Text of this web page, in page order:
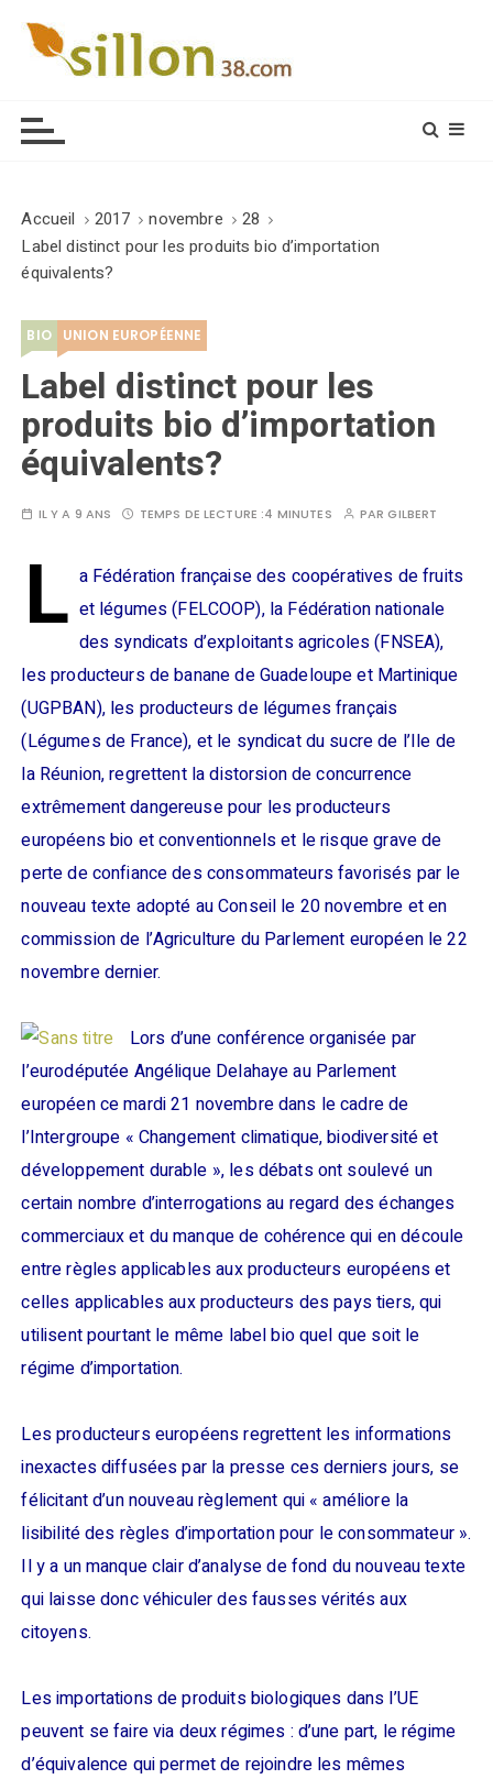
Accueil 2017 novembre
28
Label distinct pour les produits bio d’importation
équivalents?
BIO UNION EUROPÉENNE
Label distinct pour les
produits bio d’importation
équivalents?
IL Y A 9 ANS TEMPS DE LECTURE :4 MINUTES PARGILBERT
L a Fédération française des coopératives de fruits
et légumes (FELCOOP), la Fédération nationale
des syndicats d’exploitants agricoles (FNSEA),
les producteurs de banane de Guadeloupe et Martinique
(UGPBAN), les producteurs de légumes français
(Légumes de France), et le syndicat du sucre de l’Ile de
la Réunion, regrettent la distorsion de concurrence
extrêmement dangereuse pour les producteurs
européens bio et conventionnels et le risque grave de
perte de confiance des consommateurs favorisés par le
nouveau texte adopté au Conseil le 20 novembre et en
commission de l’Agriculture du Parlement européen le 22
novembre dernier.
Lors d’une conférence organisée par
l’eurodéputée Angélique Delahaye au Parlement
européen ce mardi 21 novembre dans le cadre de
l’Intergroupe « Changement climatique, biodiversité et
développement durable », les débats ont soulevé un
certain nombre d’interrogations au regard des échanges
commerciaux et du manque de cohérence qui en découle
entre règles applicables aux producteurs européens et
celles applicables aux producteurs des pays tiers, qui
utilisent pourtant le même label bio quel que soit le
régime d’importation.
Les producteurs européens regrettent les informations
inexactes diffusées par la presse ces derniers jours, se
félicitant d’un nouveau règlement qui « améliore la
lisibilité des règles d’importation pour le consommateur ».
Il y a un manque clair d’analyse de fond du nouveau texte
qui laisse donc véhiculer des fausses vérités aux
citoyens.
Les importations de produits biologiques dans l’UE
peuvent se faire via deux régimes : d’une part, le régime
d’équivalence qui permet de rejoindre les mêmes